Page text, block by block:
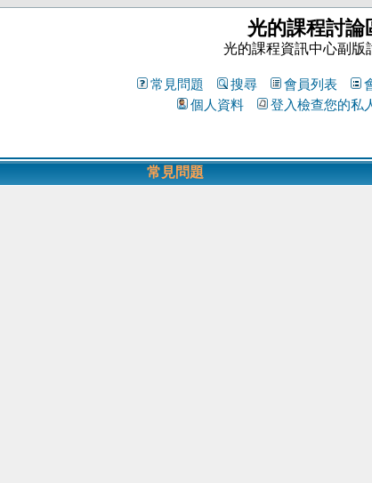
光的課程討論
光的課程資訊中心副版
常見問題 搜尋 會員列表
個人資料
登入檢查您的私
常見問題